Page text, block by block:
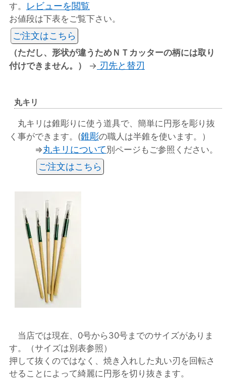
す。 レビューを閲覧
お値段は下表をご覧下さい。
ご注文はこちら
（ただし、形状が違うためＮＴカッターの柄には取り
付けできません。）
→ 刃先と替刃
丸キリ
丸キリは錐彫りに使う道具で、簡単に円形を彫り抜
く事ができます。(錐彫の職人は半錐を使います。）
⇒丸キリについて 別ページもご参照ください。
ご注文はこちら
当店では現在、0号から30号までのサイズがありま
す。（サイズは別表参照）
押して抜くのではなく、焼き入れした丸い刃を回転さ
せることによって綺麗に円形を切り抜きます。